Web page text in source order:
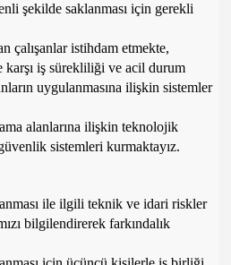
şekilde saklanması için gerekli
çalışanlar istihdam etmekte,
karşı iş sürekliliği ve acil durum
uygulanmasına ilişkin sistemler
alanlarına ilişkin teknolojik
sistemleri kurmaktayız.
ile ilgili teknik ve idari riskler
bilgilendirerek farkındalık